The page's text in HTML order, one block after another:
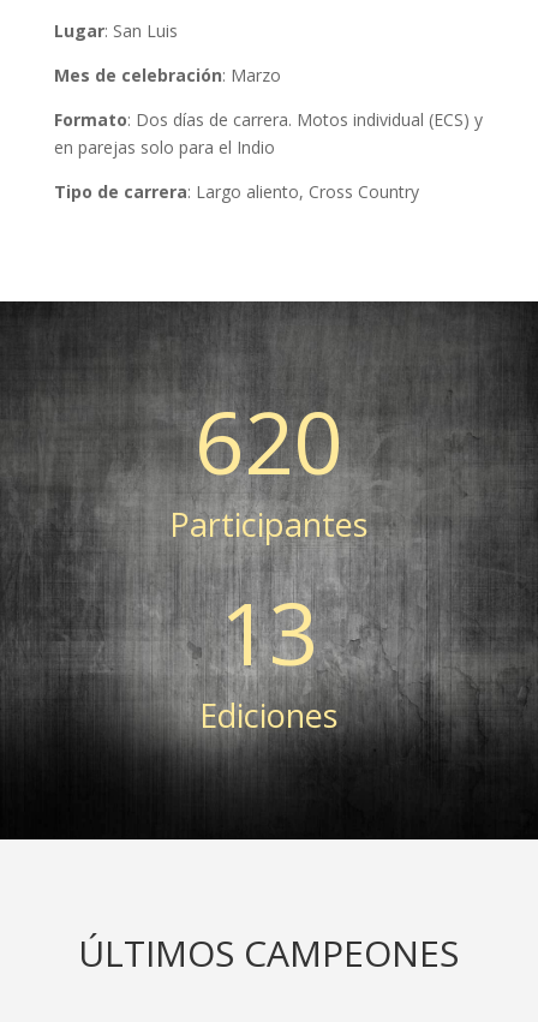
Lugar: San Luis
Mes de celebración: Marzo
Formato: Dos días de carrera. Motos individual (ECS) y
en parejas solo para el Indio
Tipo de carrera: Largo aliento, Cross Country
620
Participantes
13
Ediciones
ÚLTIMOS CAMPEONES